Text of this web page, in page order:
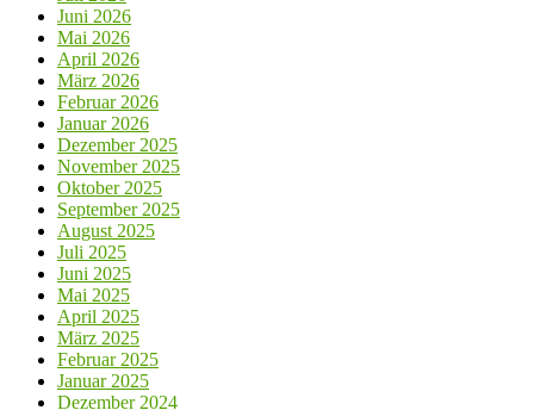
Juni 2026
Mai 2026
April 2026
März 2026
Februar 2026
Januar 2026
Dezember 2025
November 2025
Oktober 2025
September 2025
August 2025
Juli 2025
Juni 2025
Mai 2025
April 2025
März 2025
Februar 2025
Januar 2025
Dezember 2024